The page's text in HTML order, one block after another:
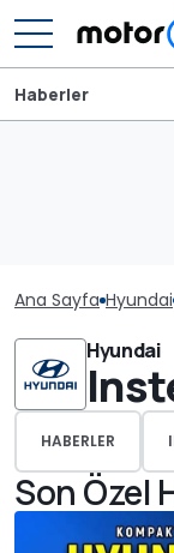
Haberler
Ana Sayfa Hyundai
Hyundai
HABERLER
Son Özel